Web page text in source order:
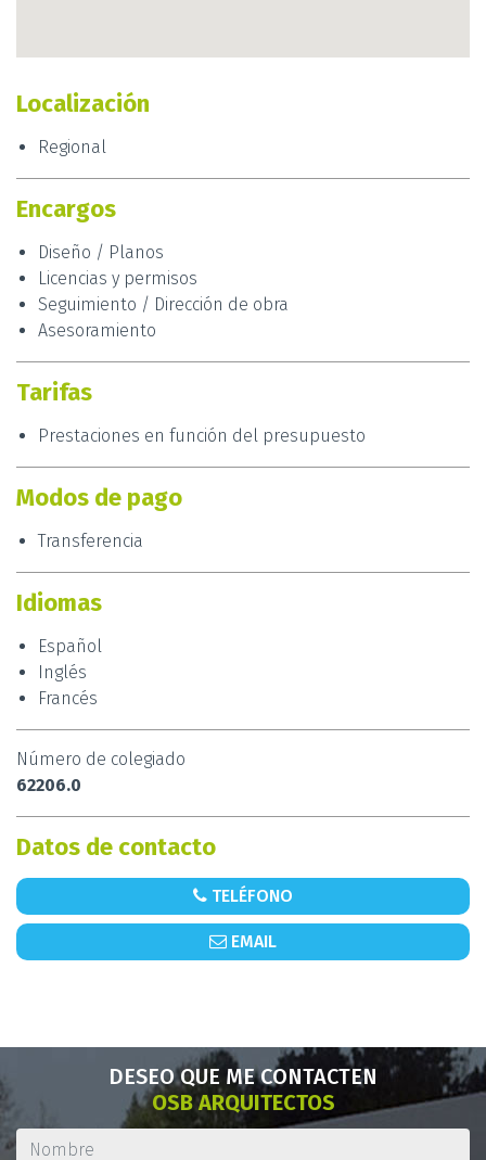
entre otros.
proyecto desde la primera cita.
Localización
Regional
Encargos
Diseño / Planos
Licencias y permisos
Seguimiento / Dirección de obra
Asesoramiento
Tarifas
Prestaciones en función del presupuesto
Modos de pago
Transferencia
Idiomas
Español
Inglés
Francés
Número de colegiado
62206.0
Datos de contacto
TELÉFONO
EMAIL
DESEO QUE ME CONTACTEN
OSB ARQUITECTOS